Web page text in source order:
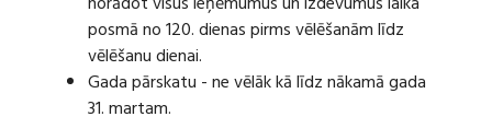
posmā no 120. dienas pirms vēlēšanām līdz
vēlēšanu dienai.
Gada pārskatu - ne vēlāk kā līdz nākamā gada
31. martam.